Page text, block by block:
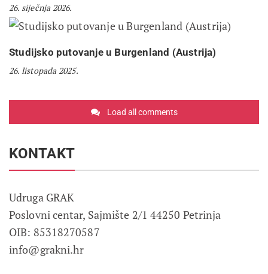
26. siječnja 2026.
Studijsko putovanje u Burgenland (Austrija)
26. listopada 2025.
Load all comments
KONTAKT
Udruga GRAK
Poslovni centar, Sajmište 2/1 44250 Petrinja
OIB: 85318270587
info@grakni.hr